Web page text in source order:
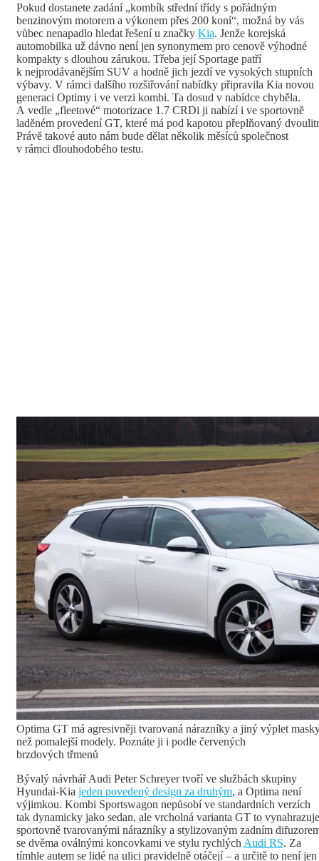
Pokud dostanete zadání „kombík střední třídy s pořádným
benzinovým motorem a výkonem přes 200 koní“, možná by vás
vůbec nenapadlo hledat řešení u značky Kia. Jenže korejská
automobilka už dávno není jen synonymem pro cenově výhodné
kompakty s dlouhou zárukou. Třeba její Sportage patří
k nejprodávanějším SUV a hodně jich jezdí ve vysokých stupních
výbavy. V rámci dalšího rozšiřování nabídky připravila Kia novou
generaci Optimy i ve verzi kombi. Ta dosud v nabídce chyběla.
A vedle „fleetové“ motorizace 1.7 CRDi ji nabízí i ve sportovně
laděném provedení GT, které má pod kapotou přeplňovaný
Právě takové auto nám bude dělat několik měsíců společnost
v rámci dlouhodobého testu.
Optima GT má agresivněji tvarovaná nárazníky a jiný výplet
než pomalejší modely. Poznáte ji i podle červených
brzdových třmenů
Bývalý návrhář Audi Peter Schreyer tvoří ve službách skupiny
Hyundai-Kia jeden povedený design za druhým, a Optima není
výjimkou. Kombi Sportswagon nepůsobí ve standardních verzích
tak dynamicky jako sedan, ale vrcholná varianta GT to vynahrazuje
sportovně tvarovanými nárazníky a stylizovaným zadním
se dvěma oválnými koncovkami ve stylu rychlých Audi RS. Za
tímhle autem se lidé na ulici pravidelně otáčejí – a určitě to není jen